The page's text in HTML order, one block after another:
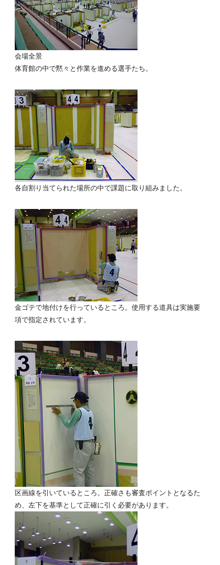
会場全景
体育館の中で黙々と作業を進める選手たち。
各自割り当てられた場所の中で課題に取り組みました。
金ゴテで地付けを行っているところ。使用する道具は実施要
項で指定されています。
区画線を引いているところ。正確さも審査ポイントとなるた
め、左下を基準として正確に引く必要があります。